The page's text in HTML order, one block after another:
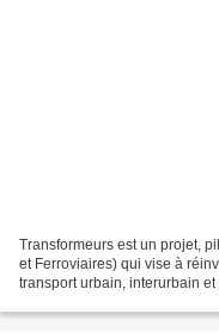
Transformeurs est un projet,
et Ferroviaires) qui vise à
transport urbain, interurbain